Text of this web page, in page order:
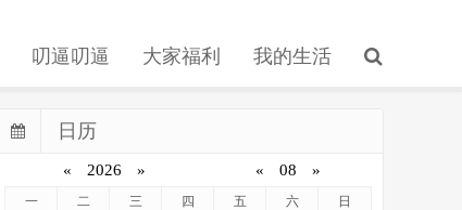
叨逼叨逼 大家福利 我的生活
日历
« 2026 » « 08 »
一 二 三 四 五 六
日